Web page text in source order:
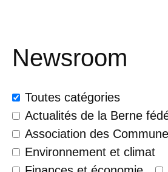
Newsroom
Toutes catégories
Actualités de la Berne
Association des
Environnement et climat